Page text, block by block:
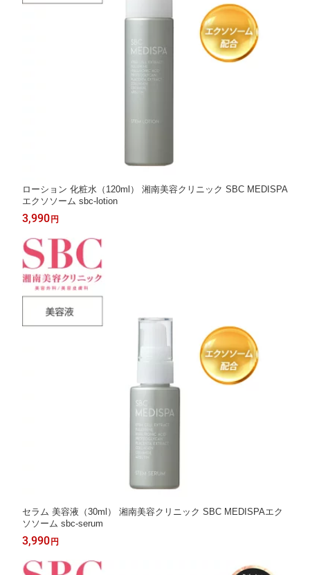
ローション 化粧水（120ml） 湘南美容クリニック SBC MEDISPA
エクソソーム sbc-lotion
3,990 円
セラム 美容液（30ml） 湘南美容クリニック SBC MEDISPAエク
ソソーム sbc-serum
3,990 円